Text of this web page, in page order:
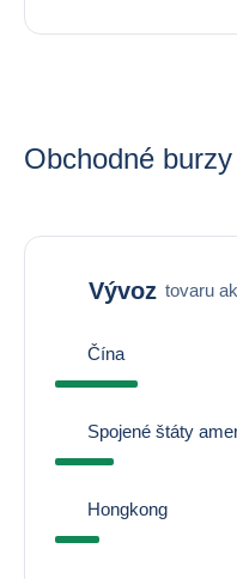
Obchodné burzy
Vývoz tovaru
Čína
Spojené štáty
Hongkong